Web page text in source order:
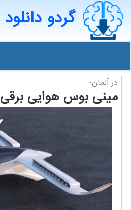
گردو دانلود
در آلمان؛
مینی بوس هوایی